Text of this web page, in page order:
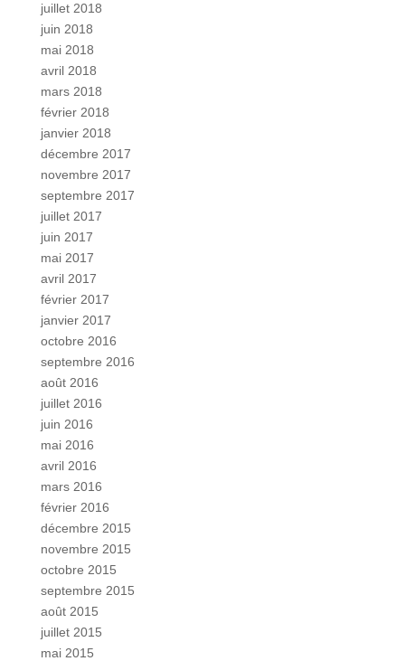
juillet 2018
juin 2018
mai 2018
avril 2018
mars 2018
février 2018
janvier 2018
décembre 2017
novembre 2017
septembre 2017
juillet 2017
juin 2017
mai 2017
avril 2017
février 2017
janvier 2017
octobre 2016
septembre 2016
août 2016
juillet 2016
juin 2016
mai 2016
avril 2016
mars 2016
février 2016
décembre 2015
novembre 2015
octobre 2015
septembre 2015
août 2015
juillet 2015
mai 2015